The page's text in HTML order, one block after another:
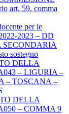
art. 59, comma
per le
2023 – DD
SECONDARIA
sostegno
DELLA
– LIGURIA –
– TOSCANA –
DELLA
– COMMA 9